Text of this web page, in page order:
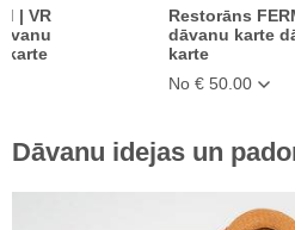
| VR
karte
Restorāns
dāvanu karte
karte
No € 50.00
Dāvanu idejas un